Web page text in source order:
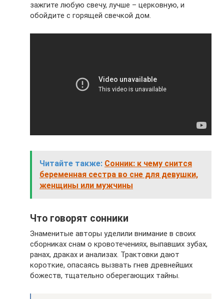
зажгите любую свечу, лучше – церковную, и
обойдите с горящей свечкой дом.
Читайте также: Сонник: к чему снится
беременная сестра во сне для девушки,
женщины или мужчины
Что говорят сонники
Знаменитые авторы уделили внимание в своих
сборниках снам о кровотечениях, выпавших зубах,
ранах, драках и анализах. Трактовки дают
короткие, опасаясь вызвать гнев древнейших
божеств, тщательно оберегающих тайны.